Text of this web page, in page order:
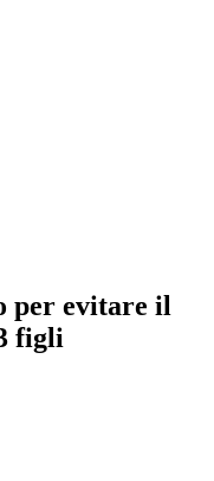
per evitare il
figli